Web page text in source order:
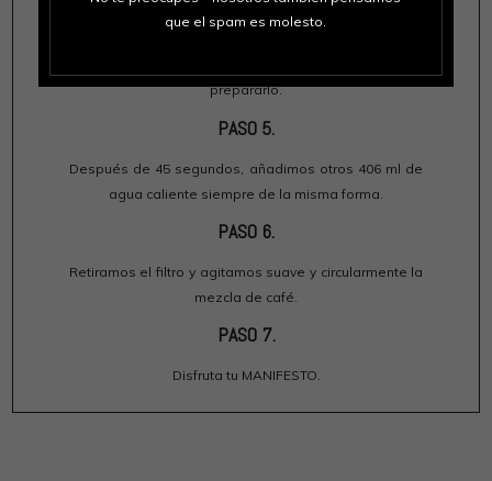
prepararlo.
PASO 5.
Después de 45 segundos, añadimos otros 406 ml de
agua caliente siempre de la misma forma.
PASO 6.
Retiramos el filtro y agitamos suave y circularmente la
mezcla de café.
PASO 7.
Disfruta tu MANIFESTO.
que el spam es molesto.